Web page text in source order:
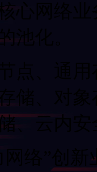
网络业务
池化。
、通
储、对
、云
络”创新